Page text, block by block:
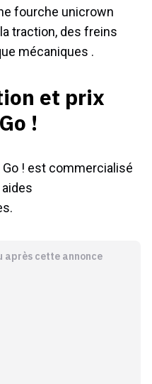
fourche unicrown
traction, des freins
mécaniques .
et prix
!
Go ! est commercialisé
après cette annonce